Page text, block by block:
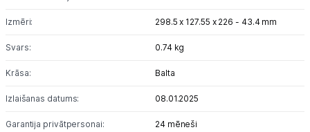
Izmēri: 298.5 x 127.55 x 226 - 43.4 mm
Svars: 0.74 kg
Krāsa: Balta
Izlaišanas datums: 08.01.2025
Garantija privātpersonai: 24 mēneši